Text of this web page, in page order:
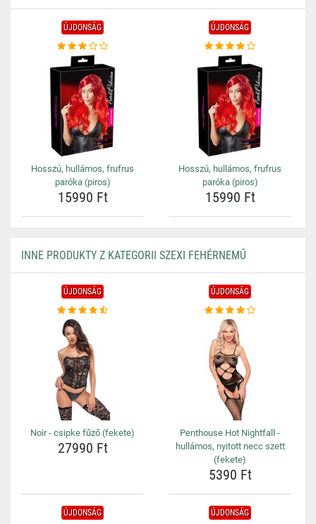
ÚJDONSÁG
Hosszú, hullámos, frufrus
paróka (piros)
15990 Ft
ÚJDONSÁG
Hosszú, hullámos, frufrus
paróka (piros)
15990 Ft
INNE PRODUKTY Z KATEGORII SZEXI FEHÉRNEMŰ
ÚJDONSÁG
Noir - csipke fűző (fekete)
27990 Ft
ÚJDONSÁG
Penthouse Hot Nightfall -
hullámos, nyitott necc szett
(fekete)
5390 Ft
ÚJDONSÁG ÚJDONSÁG